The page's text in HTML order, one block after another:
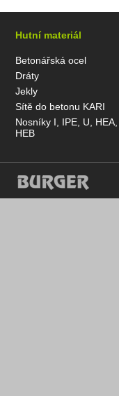
Hutní materiál
Betonářská ocel
Dráty
Jekly
Sítě do betonu KARI
Nosníky I, IPE, U, HEA,
HEB